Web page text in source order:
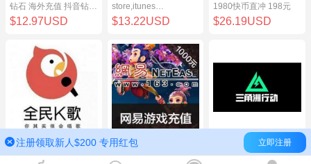
钻石 海外充值 抖音钻石
（原抖币）98元
$12.97USD
store,itunes
store,iphone,ipad中国
$13.22USD
1980快币直冲 198元
$26.19USD
新客尊享 全民K歌100
元 1000K币（填写全民
网易点数1000元(可直
充/寄售) 网易一卡通
三角洲行动（腾讯国
服）
注册领取新人$200 专用红包 立即注册